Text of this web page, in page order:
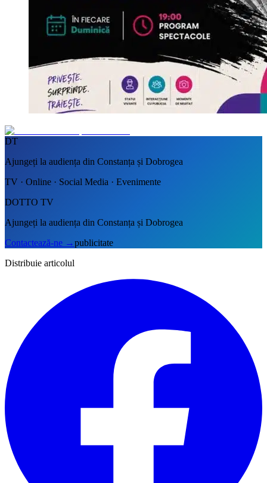
DT
Ajungeți la audiența din Constanța și Dobrogea
TV · Online · Social Media · Evenimente
DOTTO TV
Ajungeți la audiența din Constanța și Dobrogea
Contactează-ne →publicitate
Distribuie articolul